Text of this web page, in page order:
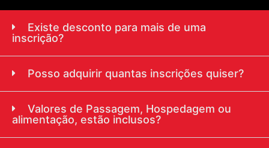
Existe desconto para mais de uma
inscrição?
Posso adquirir quantas inscrições quiser?
Valores de Passagem, Hospedagem ou
alimentação, estão inclusos?